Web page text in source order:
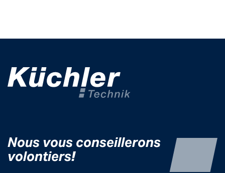
Nous vous conseillerons
volontiers!